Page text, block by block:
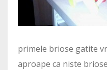
primele briose gatite
aproape ca niste